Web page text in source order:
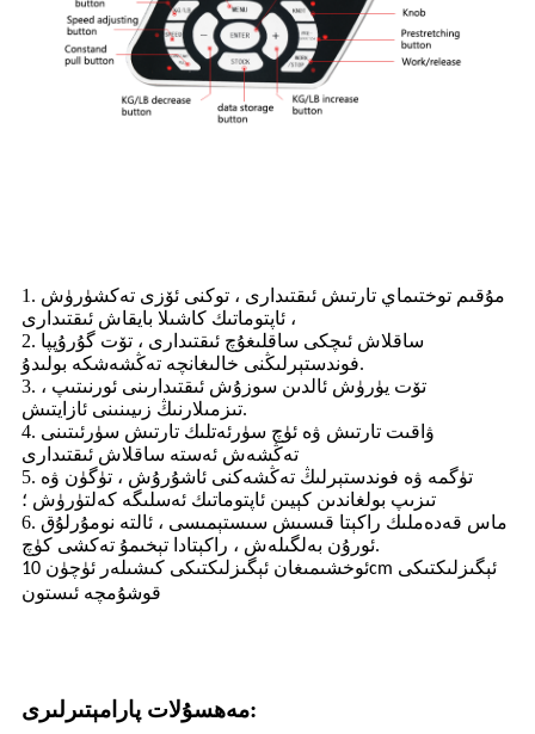
1. مۇقىم توختىماي تارتىش ئىقتىدارى ، توكنى ئۆزى تەكشۈرۈش
، ئاپتوماتىك كاشىلا بايقاش ئىقتىدارى
2. ساقلاش ئىچكى ساقلىغۇچ ئىقتىدارى ، تۆت گۇرۇپپا
فوندستېرلىڭنى خالىغانچە تەڭشەشكە بولىدۇ.
3. تۆت يۈرۈش ئالدىن سوزۇش ئىقتىدارىنى ئورنىتىپ ،
تىزمىلارنىڭ زىيىنىنى ئازايتىش.
4. ۋاقىت تارتىش ۋە ئۈچ سۈرئەتلىك تارتىش سۈرئىتىنى
تەڭشەش ئەستە ساقلاش ئىقتىدارى
5. تۈگمە ۋە فوندستېرلىڭ تەڭشەكنى ئاشۇرۇش ، تۈگۈن ۋە
تىزىپ بولغاندىن كېيىن ئاپتوماتىك ئەسلىگە كەلتۈرۈش ؛
6. ماس قەدەملىك راكېتا قىسىش سىستېمىسى ، ئالتە نومۇرلۇق
ئورۇن بەلگىلەش ، راكېتادا تېخىمۇ تەكشى كۈچ.
ئوخشىمىغان ئېگىزلىكتىكى كىشىلەر ئۈچۈن 10cm ئېگىزلىكتىكى
قوشۇمچە ئىستون
مەھسۇلات پارامېتىرلىرى: